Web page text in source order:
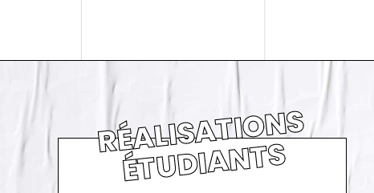
RÉ
ALI
S
A
TI
O
N
S
É
T
U
DI
A
N
T
S